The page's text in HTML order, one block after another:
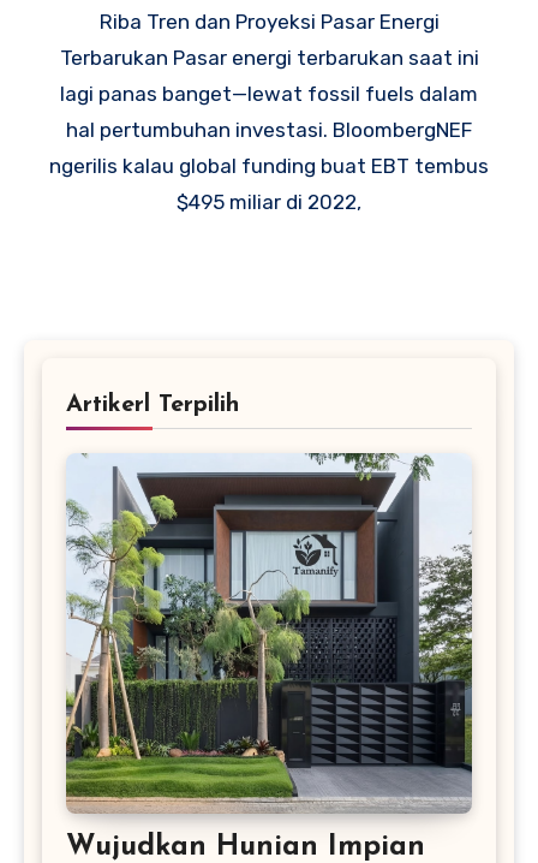
Riba Tren dan Proyeksi Pasar Energi
Terbarukan Pasar energi terbarukan saat ini
lagi panas banget—lewat fossil fuels dalam
hal pertumbuhan investasi. BloombergNEF
ngerilis kalau global funding buat EBT tembus
$495 miliar di 2022,
Artikerl Terpilih
Wujudkan Hunian Impian